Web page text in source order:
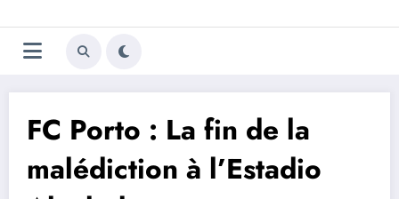
au
contenu
Trivela
L'actualité du football
FC Porto : La fin de la
malédiction à l’Estadio